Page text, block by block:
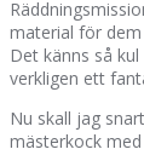
material för
Det känns så
verkligen ett
Nu skall jag
mästerkock med